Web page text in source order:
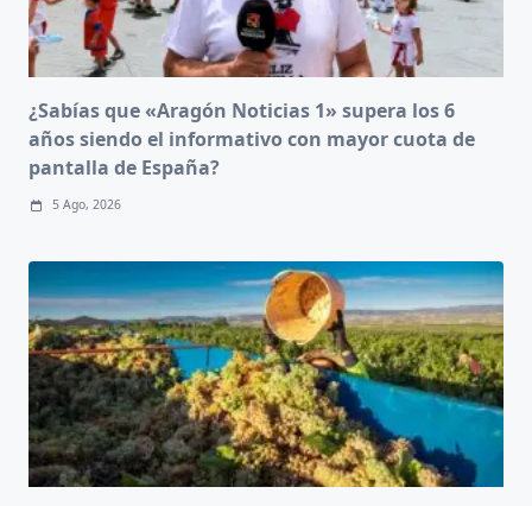
¿Sabías que «Aragón Noticias 1» supera los 6
años siendo el informativo con mayor cuota de
pantalla de España?
5 Ago, 2026